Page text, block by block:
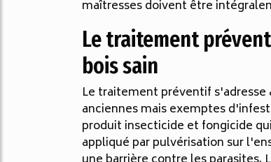
maîtresses doivent être
Le traitement
bois sain
Le traitement préventif s'adresse
anciennes mais exemptes
produit insecticide et fongicide
appliqué par pulvérisation sur